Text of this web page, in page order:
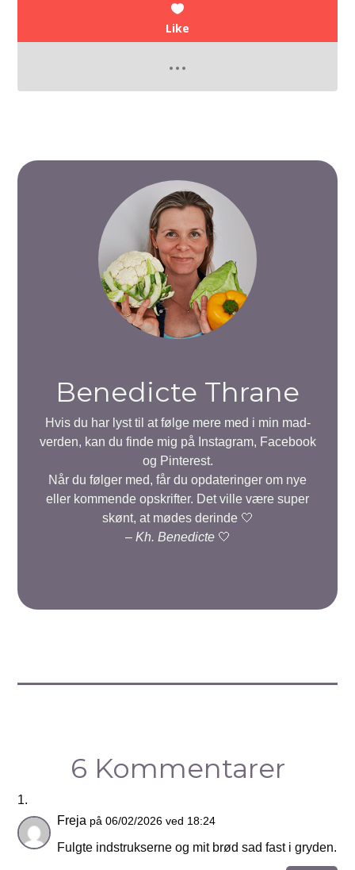
Like
Benedicte Thrane
Hvis du har lyst til at følge mere med i min mad-
verden, kan du finde mig på Instagram, Facebook
og Pinterest.
Når du følger med, får du opdateringer om nye
eller kommende opskrifter. Det ville være super
skønt, at mødes derinde 🤍
– Kh. Benedicte🤍
6 Kommentarer
Freja på 06/02/2026 ved 18:24
Fulgte indstrukserne og mit brød sad fast i gryden.